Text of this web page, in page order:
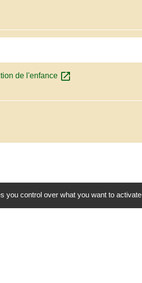
de l'enfance open_in_new
you control over what you want to activate